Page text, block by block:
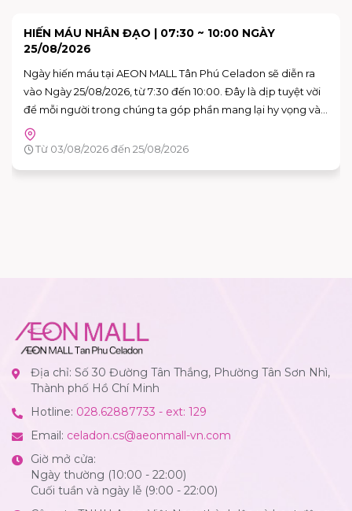
SKY: CHILDREN OF THE LIGHT TRẢI NGHIỆM KHÔNG
GIAN NGHỆ THUẬT "VAN GOGH THƯƠNG MẾN"
Bạn đã sẵn sàng để bước vào những bức họa của Van Gogh
chưa?
Từ 15/08/2026 đến 16/08/2026
Địa chỉ: Số 30 Đường Tân Thắng, Phường Tân Sơn Nhì,
Thành phố Hồ Chí Minh
Hotline: 028.62887733 - ext: 129
Email: celadon.cs@aeonmall-vn.com
Giờ mở cửa:
Ngày thường (10:00 - 22:00)
Cuối tuần và ngày lễ (9:00 - 22:00)